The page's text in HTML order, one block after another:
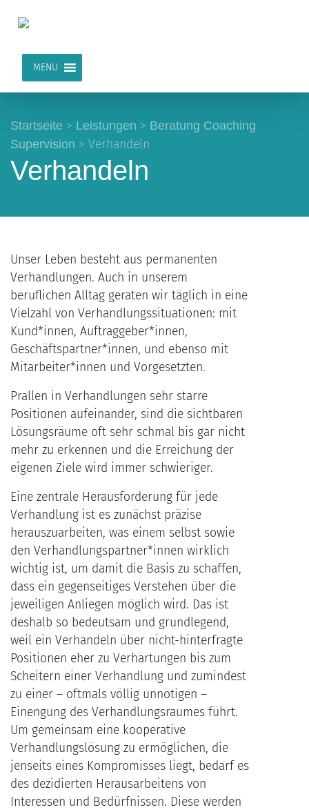
MENU
Startseite > Leistungen > Beratung Coaching
Supervision > Verhandeln
Verhandeln
Unser Leben besteht aus permanenten
Verhandlungen. Auch in unserem
beruflichen Alltag geraten wir täglich in eine
Vielzahl von Verhandlungssituationen: mit
Kund*innen, Auftraggeber*innen,
Geschäftspartner*innen, und ebenso mit
Mitarbeiter*innen und Vorgesetzten.
Prallen in Verhandlungen sehr starre
Positionen aufeinander, sind die sichtbaren
Lösungsräume oft sehr schmal bis gar nicht
mehr zu erkennen und die Erreichung der
eigenen Ziele wird immer schwieriger.
Eine zentrale Herausforderung für jede
Verhandlung ist es zunächst präzise
herauszuarbeiten, was einem selbst sowie
den Verhandlungspartner*innen wirklich
wichtig ist, um damit die Basis zu schaffen,
dass ein gegenseitiges Verstehen über die
jeweiligen Anliegen möglich wird. Das ist
deshalb so bedeutsam und grundlegend,
weil ein Verhandeln über nicht-hinterfragte
Positionen eher zu Verhärtungen bis zum
Scheitern einer Verhandlung und zumindest
zu einer – oftmals völlig unnötigen –
Einengung des Verhandlungsraumes führt.
Um gemeinsam eine kooperative
Verhandlungslösung zu ermöglichen, die
jenseits eines Kompromisses liegt, bedarf es
des dezidierten Herausarbeitens von
Interessen und Bedürfnissen. Diese werden